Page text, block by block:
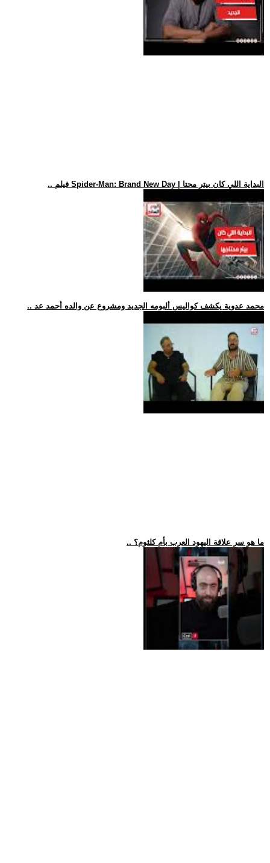
.. فيلم Spider-Man: Brand New Day | البداية اللي كان بيتر محتا
.. محمد عدوية يكشف كواليس ألبومه الجديد ومشروع عن والده أحمد عد
.. ما هو سر علاقة اليهود العرب بأم كلثوم؟